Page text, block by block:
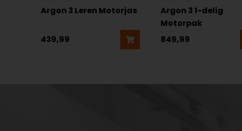
Argon 3 Leren Motorjas
439,99
Argon 3 1-delig
Motorpak
849,99